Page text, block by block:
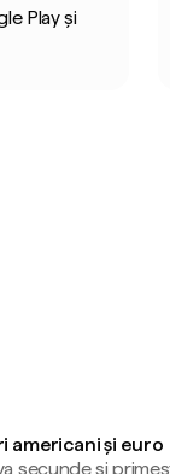
Play și
americani și euro
secunde și